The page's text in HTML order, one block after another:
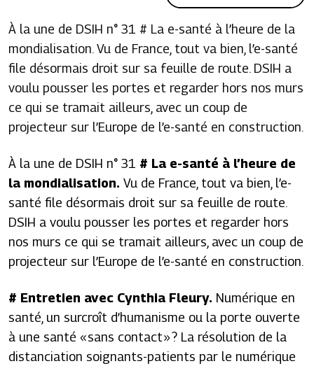
À la une de DSIH n° 31 # La e-santé à l’heure de la
mondialisation. Vu de France, tout va bien, l’e-santé
file désormais droit sur sa feuille de route. DSIH a
voulu pousser les portes et regarder hors nos murs
ce qui se tramait ailleurs, avec un coup de
projecteur sur l’Europe de l’e-santé en construction.
À la une de DSIH n° 31 # La e-santé à l’heure de
la mondialisation. Vu de France, tout va bien, l’e-
santé file désormais droit sur sa feuille de route.
DSIH a voulu pousser les portes et regarder hors
nos murs ce qui se tramait ailleurs, avec un coup de
projecteur sur l’Europe de l’e-santé en construction.
# Entretien avec Cynthia Fleury. Numérique en
santé, un surcroît d’humanisme ou la porte ouverte
à une santé « sans contact » ? La résolution de la
distanciation soignants-patients par le numérique